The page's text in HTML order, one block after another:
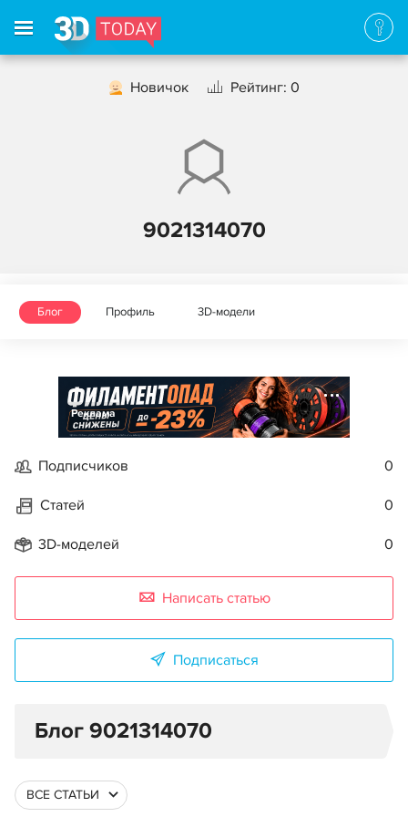
Новичок Рейтинг: 0
9021314070
Блог Профиль 3D-модели
Реклама
Подписчиков 0
Статей 0
3D-моделей 0
Написать статью
Подписаться
Блог 9021314070
ВСЕ СТАТЬИ